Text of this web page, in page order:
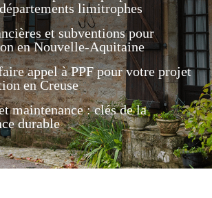
limitrophes
et subventions pour
en Nouvelle-Aquitaine
appel à PPF pour votre projet
en Creuse
maintenance : clés de la
durable